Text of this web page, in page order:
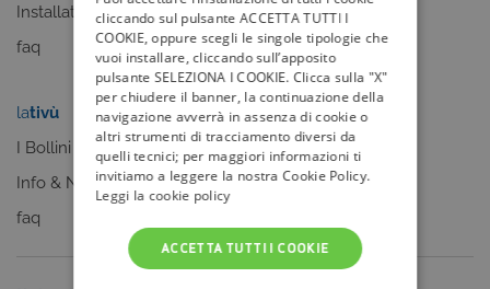
Installatori
faq
lativù
I Bollini
Info & News
faq
mytivù
cliccando sul pulsante ACCETTA TUTTI I
COOKIE, oppure scegli le singole tipologie che
vuoi installare, cliccando sull’apposito
pulsante SELEZIONA I COOKIE. Clicca sulla "X"
per chiudere il banner, la continuazione della
navigazione avverrà in assenza di cookie o
altri strumenti di tracciamento diversi da
quelli tecnici; per maggiori informazioni ti
invitiamo a leggere la nostra Cookie Policy.
Leggi la cookie policy
ACCETTA TUTTI I COOKIE